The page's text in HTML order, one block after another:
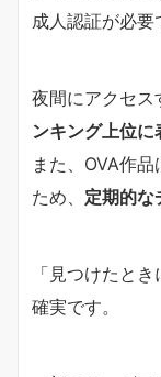
成人認証が必要
夜間にアクセス
ンキング上位に
また、OVA作
ため、 定期的な
「見つけたと
確実です。